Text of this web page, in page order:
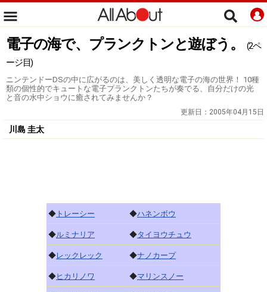
電子の海で、プランクトンと遊ぼう。
(2ペ
ージ目)
ニンテンドーDSの中に広がるのは、美しく透明な電子の海の世界！ 10種
類の個性的でキュートな電子プランクトンたちが奏でる、自分だけの光
と音の水中ショウに癒されてみませんか？
更新日： 2005年04月15日
川島 圭太
◆ トレーシー ◆ハネンボウ
◆ルミナリア ◆タイヨウチュウ
◆レックレック ◆ナノカープ
◆ヒカリノワ ◆マリンスノー